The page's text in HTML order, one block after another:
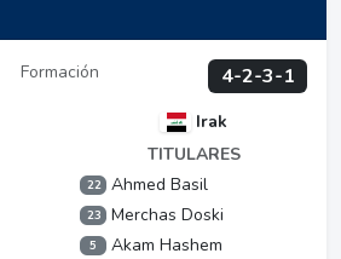
Formación 4-2-3-1
Irak
TITULARES
22 Ahmed Basil
23 Merchas Doski
5 Akam Hashem